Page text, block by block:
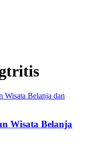
Wisata Belanja